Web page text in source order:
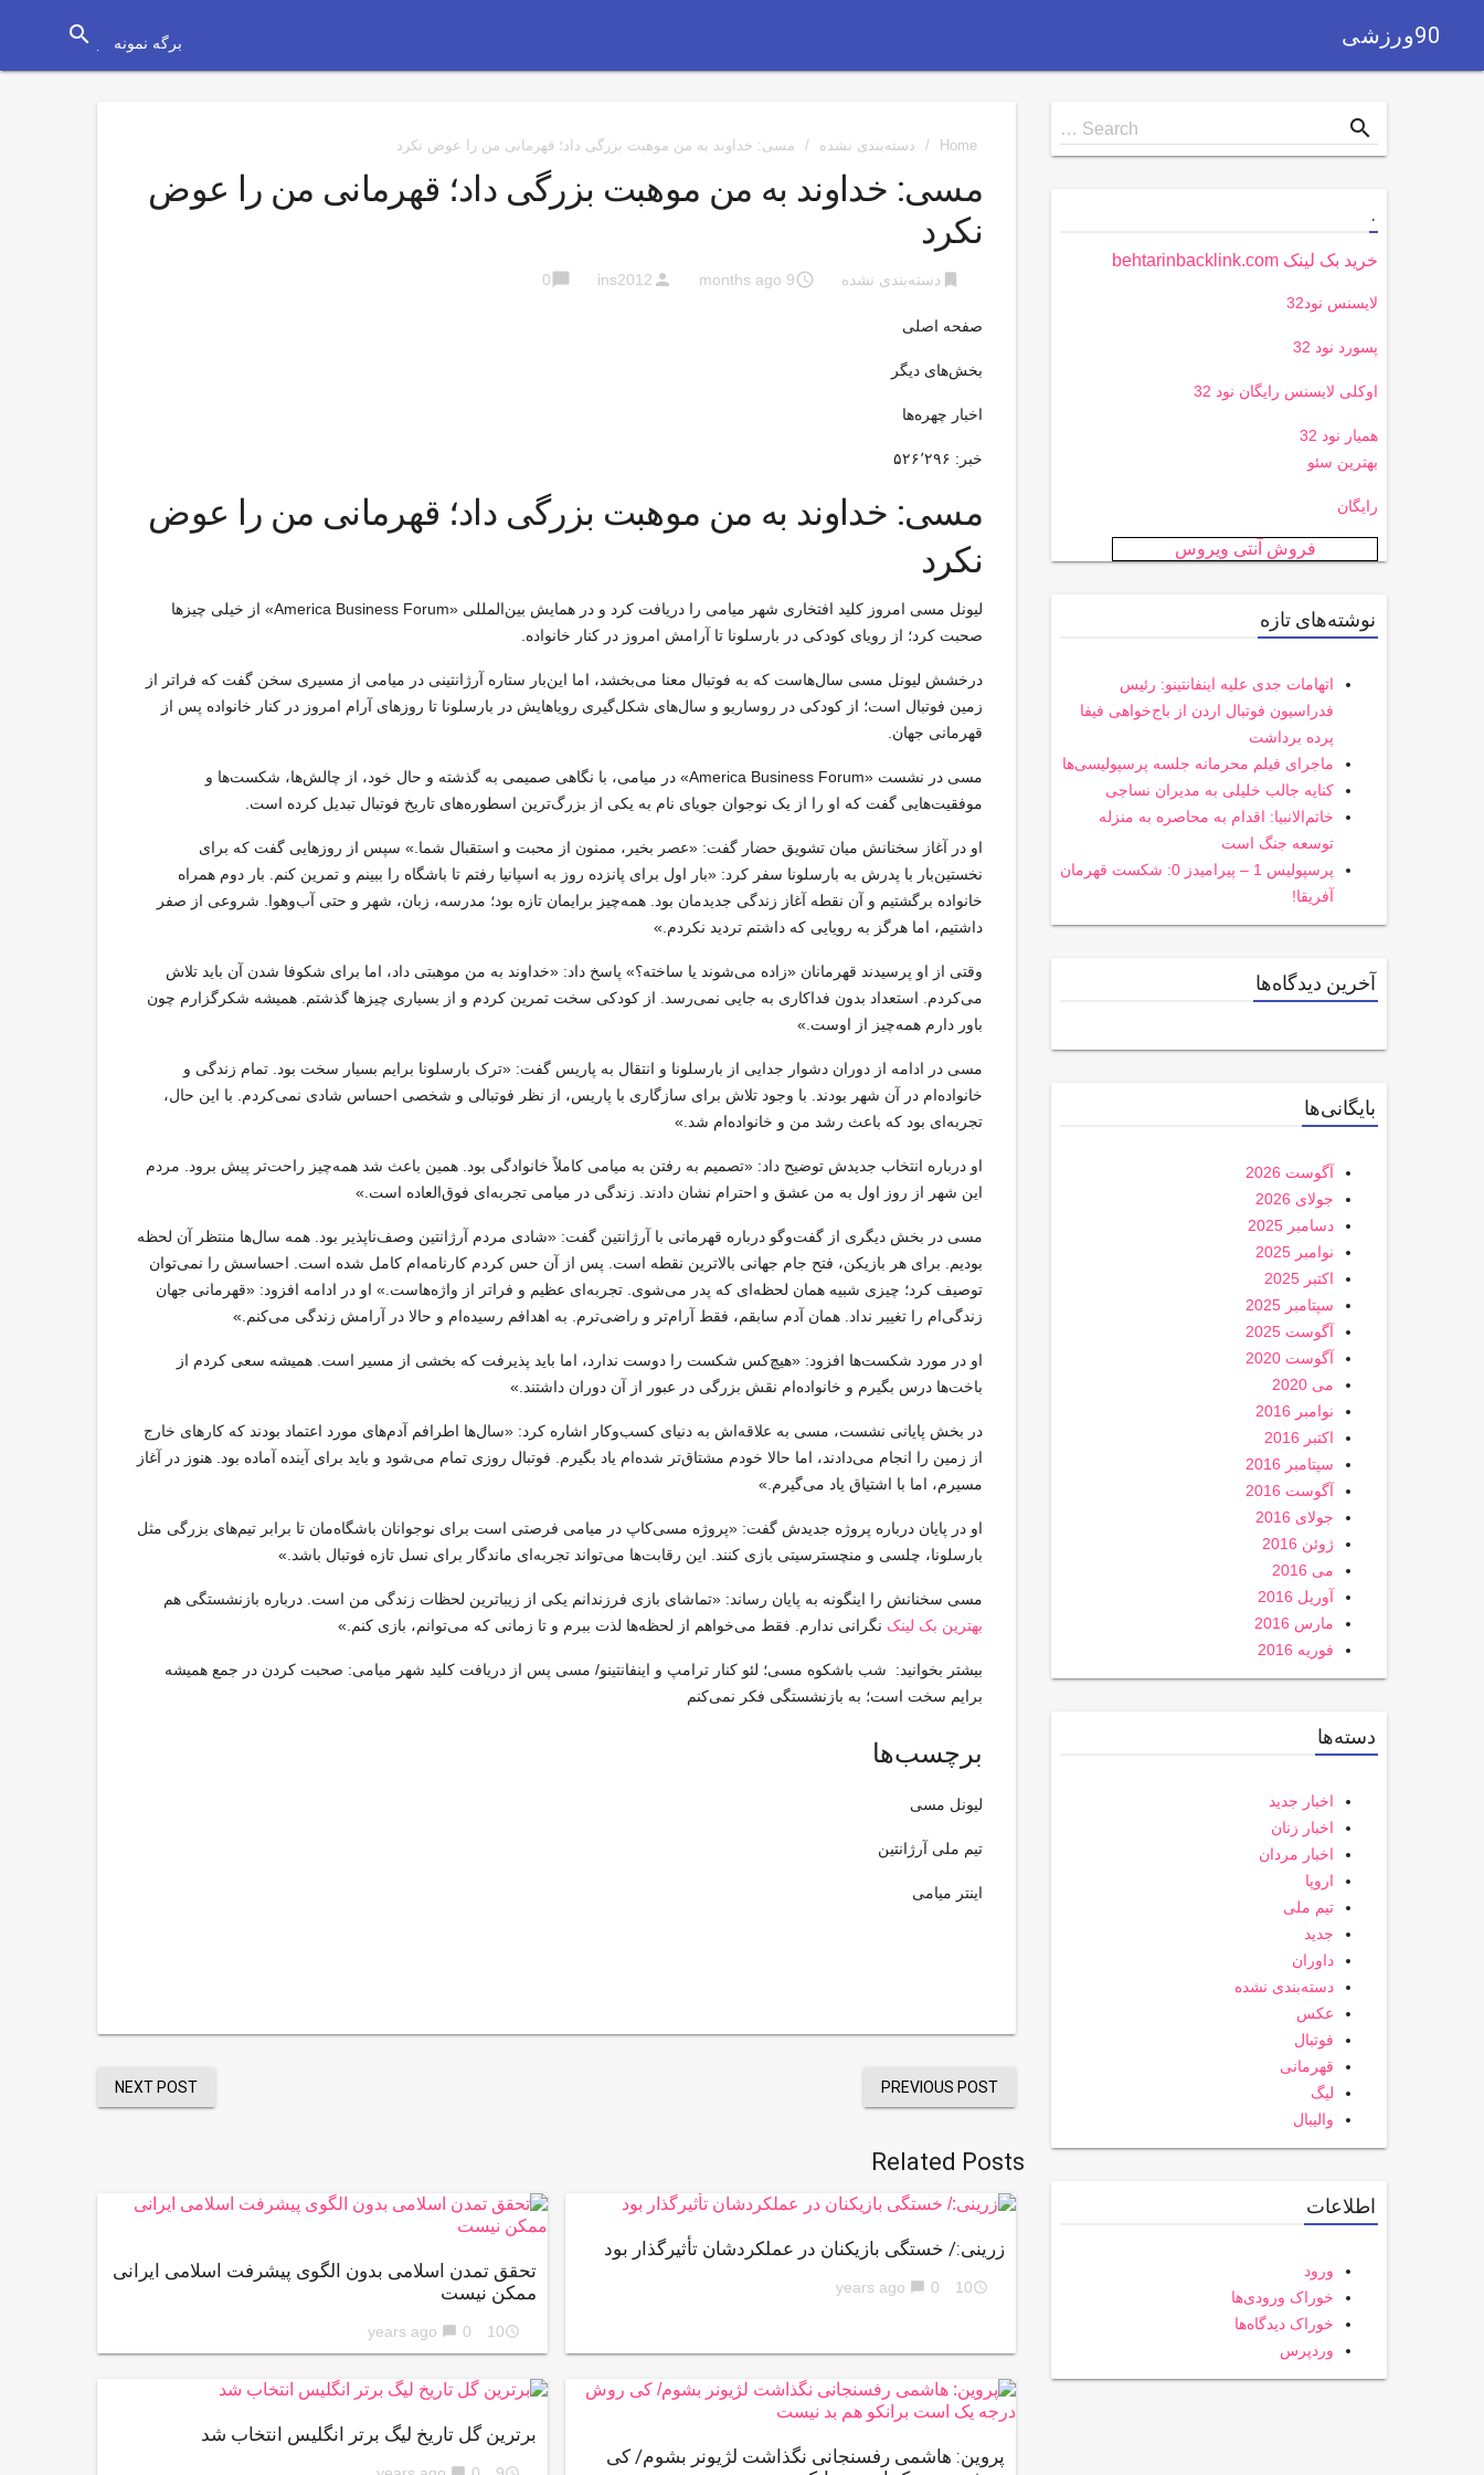
90ورزشی برگه نمونه search
Home
/ دسته‌بندی نشده / مسی: خداوند به من موهبت بزرگی داد؛ قهرمانی من را عوض نکرد
مسی: خداوند به من موهبت بزرگی داد؛ قهرمانی من را عوض
نکرد
bookmark دسته‌بندی نشده access_time
9 months ago
person
ins2012
chat_bubble
0
صفحه اصلی
بخش‌های دیگر
اخبار چهره‌ها
خبر: ۵۲۶٬۲۹۶
مسی: خداوند به من موهبت بزرگی داد؛ قهرمانی من را عوض
نکرد
لیونل مسی امروز کلید افتخاری شهر میامی را دریافت کرد و در همایش بین‌المللی «America Business Forum» از خیلی چیزها
صحبت کرد؛ از رویای کودکی در بارسلونا تا آرامش امروز در کنار خانواده.
درخشش لیونل مسی سال‌هاست که به فوتبال معنا می‌بخشد، اما این‌بار ستاره آرژانتینی در میامی از مسیری سخن گفت که فراتر از
زمین فوتبال است؛ از کودکی در روساریو و سال‌های شکل‌گیری رویاهایش در بارسلونا تا روزهای آرام امروز در کنار خانواده پس از
قهرمانی جهان.
مسی در نشست «America Business Forum» در میامی، با نگاهی صمیمی به گذشته و حال خود، از چالش‌ها، شکست‌ها و
موفقیت‌هایی گفت که او را از یک نوجوان جویای نام به یکی از بزرگ‌ترین اسطوره‌های تاریخ فوتبال تبدیل کرده است.
او در آغاز سخنانش میان تشویق حضار گفت: «عصر بخیر، ممنون از محبت و استقبال شما.» سپس از روزهایی گفت که برای
نخستین‌بار با پدرش به بارسلونا سفر کرد: «بار اول برای پانزده روز به اسپانیا رفتم تا باشگاه را ببینم و تمرین کنم. بار دوم همراه
خانواده برگشتیم و آن نقطه آغاز زندگی جدیدمان بود. همه‌چیز برایمان تازه بود؛ مدرسه، زبان، شهر و حتی آب‌وهوا. شروعی از صفر
داشتیم، اما هرگز به رویایی که داشتم تردید نکردم.»
وقتی از او پرسیدند قهرمانان «زاده می‌شوند یا ساخته؟» پاسخ داد: «خداوند به من موهبتی داد، اما برای شکوفا شدن آن باید تلاش
می‌کردم. استعداد بدون فداکاری به جایی نمی‌رسد. از کودکی سخت تمرین کردم و از بسیاری چیزها گذشتم. همیشه شکرگزارم چون
باور دارم همه‌چیز از اوست.»
مسی در ادامه از دوران دشوار جدایی از بارسلونا و انتقال به پاریس گفت: «ترک بارسلونا برایم بسیار سخت بود. تمام زندگی و
خانواده‌ام در آن شهر بودند. با وجود تلاش برای سازگاری با پاریس، از نظر فوتبالی و شخصی احساس شادی نمی‌کردم. با این حال،
تجربه‌ای بود که باعث رشد من و خانواده‌ام شد.»
او درباره انتخاب جدیدش توضیح داد: «تصمیم به رفتن به میامی کاملاً خانوادگی بود. همین باعث شد همه‌چیز راحت‌تر پیش برود. مردم
این شهر از روز اول به من عشق و احترام نشان دادند. زندگی در میامی تجربه‌ای فوق‌العاده است.»
مسی در بخش دیگری از گفت‌وگو درباره قهرمانی با آرژانتین گفت: «شادی مردم آرژانتین وصف‌ناپذیر بود. همه سال‌ها منتظر آن لحظه
بودیم. برای هر بازیکن، فتح جام جهانی بالاترین نقطه است. پس از آن حس کردم کارنامه‌ام کامل شده است. احساسش را نمی‌توان
توصیف کرد؛ چیزی شبیه همان لحظه‌ای که پدر می‌شوی. تجربه‌ای عظیم و فراتر از واژه‌هاست.» او در ادامه افزود: «قهرمانی جهان
زندگی‌ام را تغییر نداد. همان آدم سابقم، فقط آرام‌تر و راضی‌ترم. به اهدافم رسیده‌ام و حالا در آرامش زندگی می‌کنم.»
او در مورد شکست‌ها افزود: «هیچ‌کس شکست را دوست ندارد، اما باید پذیرفت که بخشی از مسیر است. همیشه سعی کردم از
باخت‌ها درس بگیرم و خانواده‌ام نقش بزرگی در عبور از آن دوران داشتند.»
در بخش پایانی نشست، مسی به علاقه‌اش به دنیای کسب‌وکار اشاره کرد: «سال‌ها اطرافم آدم‌های مورد اعتماد بودند که کارهای خارج
از زمین را انجام می‌دادند، اما حالا خودم مشتاق‌تر شده‌ام یاد بگیرم. فوتبال روزی تمام می‌شود و باید برای آینده آماده بود. هنوز در آغاز
مسیرم، اما با اشتیاق یاد می‌گیرم.»
او در پایان درباره پروژه جدیدش گفت: «پروژه مسی‌کاپ در میامی فرصتی است برای نوجوانان باشگاه‌مان تا برابر تیم‌های بزرگی مثل
بارسلونا، چلسی و منچسترسیتی بازی کنند. این رقابت‌ها می‌تواند تجربه‌ای ماندگار برای نسل تازه فوتبال باشد.»
مسی سخنانش را اینگونه به پایان رساند: «تماشای بازی فرزندانم یکی از زیباترین لحظات زندگی من است. درباره بازنشستگی هم
بهترین بک لینک نگرانی ندارم. فقط می‌خواهم از لحظه‌ها لذت ببرم و تا زمانی که می‌توانم، بازی کنم.»
بیشتر بخوانید: شب باشکوه مسی؛ لئو کنار ترامپ و اینفانتینو/ مسی پس از دریافت کلید شهر میامی: صحبت کردن در جمع همیشه
برایم سخت است؛ به بازنشستگی فکر نمی‌کنم
برچسب‌ها
لیونل مسی
تیم ملی آرژانتین
اینتر میامی
PREVIOUS POST
NEXT POST
Related Posts
زرینی:/ خستگی بازیکنان در عملکردشان تأثیرگذار بود
access_time
10 years ago
chat_bubble 0
تحقق تمدن اسلامی بدون الگوی پیشرفت اسلامی ایرانی
ممکن نیست
access_time
10 years ago
chat_bubble 0
پروین: هاشمی رفسنجانی نگذاشت لژیونر بشوم/ کی
برترین گل تاریخ لیگ برتر انگلیس انتخاب شد
Search
for
Search … search
.
خرید بک لینک behtarinbacklink.com
لایسنس نود32
پسورد نود 32
اوکلی لایسنس رایگان نود 32
همیار نود 32
بهترین سئو
رایگان
فروش آنتی ویروس
نوشته‌های تازه
اتهامات جدی علیه اینفانتینو: رئیس
فدراسیون فوتبال اردن از باج‌خواهی فیفا
پرده برداشت
ماجرای فیلم محرمانه جلسه پرسپولیسی‌ها
کنایه جالب خلیلی به مدیران نساجی
خاتم‌الانبیا: اقدام به محاصره به منزله
توسعه جنگ است
پرسپولیس 1 – پیرامیدز 0: شکست قهرمان
آفریقا!
آخرین دیدگاه‌ها
بایگانی‌ها
آگوست 2026
جولای 2026
دسامبر 2025
نوامبر 2025
اکتبر 2025
سپتامبر 2025
آگوست 2025
آگوست 2020
می 2020
نوامبر 2016
اکتبر 2016
سپتامبر 2016
آگوست 2016
جولای 2016
ژوئن 2016
می 2016
آوریل 2016
مارس 2016
فوریه 2016
دسته‌ها
اخبار جدید
اخبار زنان
اخبار مردان
اروپا
تیم ملی
جدید
داوران
دسته‌بندی نشده
عکس
فوتبال
قهرمانی
لیگ
والیبال
اطلاعات
ورود
خوراک ورودی‌ها
خوراک دیدگاه‌ها
وردپرس